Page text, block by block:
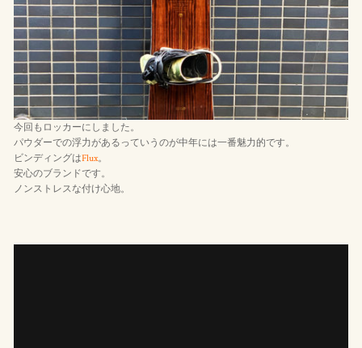
今回もロッカーにしました。
パウダーでの浮力があるっていうのが中年には一番魅力的です。
ビンディングはFlux。
安心のブランドです。
ノンストレスな付け心地。